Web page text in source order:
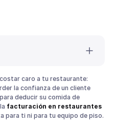
y por qué te la piden
(y lo que sigue igual)
con catálogos
caro a tu restaurante:
la confianza de un cliente
deducir su comida de
facturación en restaurantes
para ti ni para tu equipo de piso.